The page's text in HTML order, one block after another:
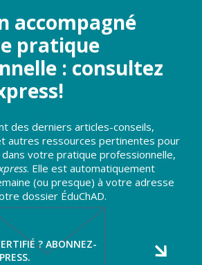
accompagné
pratique
: consultez
des derniers articles-conseils,
autres ressources pertinentes pour
votre pratique professionnelle,
. Elle est automatiquement
(ou presque) à votre adresse
dossier ÉduChAD.
? ABONNEZ-